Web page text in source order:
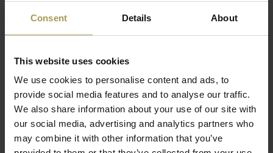
Consent Details About
This website uses cookies
We use cookies to personalise content and ads, to
provide social media features and to analyse our traffic.
We also share information about your use of our site with
our social media, advertising and analytics partners who
may combine it with other information that you’ve
vergrendelbaar, zithoogte verstelbaar, ergonomisch
Normen/test: EN 1335, LGA/GS
Titan en Titan Net bureaustoel verenigen kwaliteit en
innovatie.De kwaliteit-vergaderstoelen Titan10, Titan20,
Titan Limited of Titan Limited S zijn verkrijgbaar in een versie
sledestoel, met 4 poten en glijdoppen of een vergaderstoel